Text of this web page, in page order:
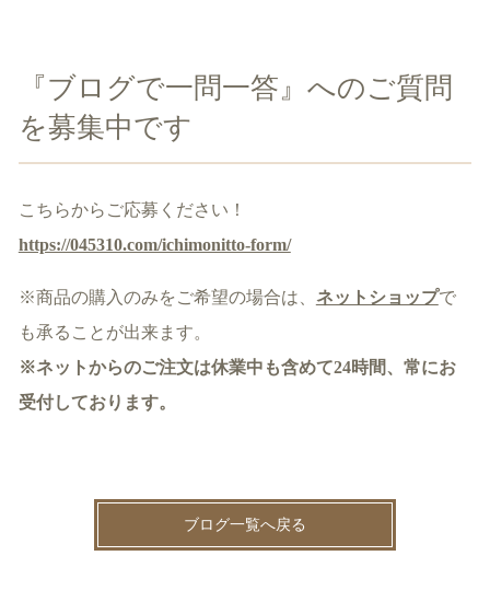
『ブログで一問一答』へのご質問
を募集中です
こちらからご応募ください！
https://045310.com/ichimonitto-form/
※商品の購入のみをご希望の場合は、 ネットショップで
も承ることが出来ます。
※ネットからのご注文は休業中も含めて24時間、常にお
受付しております。
ブログ一覧へ戻る